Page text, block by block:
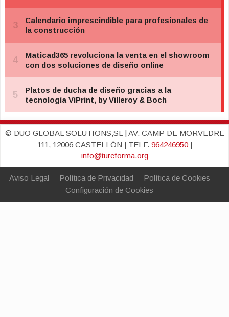
© DUO GLOBAL SOLUTIONS,SL | AV. CAMP DE MORVEDRE
111, 12006 CASTELLÓN | TELF. 964246950|
info@tureforma.org
Aviso Legal Política de Privacidad
Política de Cookies
Configuración de Cookies